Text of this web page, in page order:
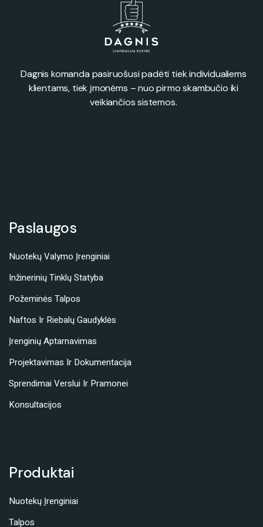
Dagnis komanda pasiruošusi padėti tiek individualiems
klientams, tiek įmonėms – nuo pirmo skambučio iki
veikiančios sistemos.
Paslaugos
Nuotekų Valymo Įrenginiai
Inžinerinių Tinklų Statyba
Požeminės Talpos
Naftos Ir Riebalų Gaudyklės
Įrenginių Aptarnavimas
Projektavimas Ir Dokumentacija
Sprendimai Verslui Ir Pramonei
Konsultacijos
Produktai
Nuotekų Įrenginiai
Talpos